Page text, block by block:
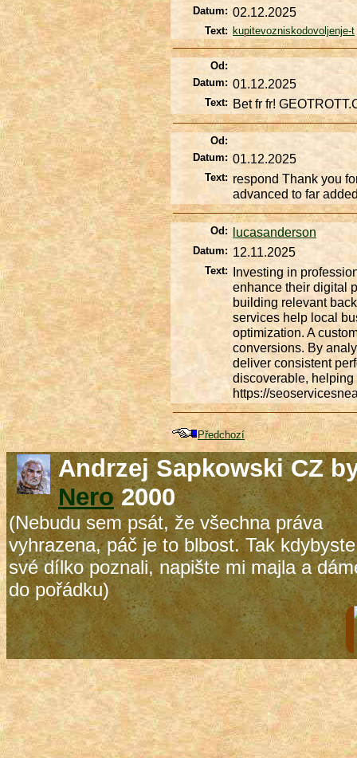
Datum: 02.12.2025
Text: kupitevozniskodovoljenje-t
Od:
Datum: 01.12.2025
Text: Bet fr fr!
Od:
Datum: 01.12.2025
Text: respond Thank you
advanced to far
Od: lucasanderson
Datum: 12.11.2025
Text: Investing in
enhance their digital
building relevant
services help local
optimization. A
conversions. By
deliver consistent
discoverable, helping
https://
Předchozí
Andrzej Sapkowski CZ
Nero2000
(Nebudu sem psát, že všechna práva
vyhrazena, páč je to blbost. Tak
své dílko poznali, napište mi majla a
do pořádku)